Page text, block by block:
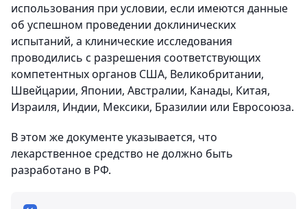
использования при условии, если имеются данные
об успешном проведении доклинических
испытаний, а клинические исследования
проводились с разрешения соответствующих
компетентных органов США, Великобритании,
Швейцарии, Японии, Австралии, Канады, Китая,
Израиля, Индии, Мексики, Бразилии или Евросоюза.
В этом же документе указывается, что
лекарственное средство не должно быть
разработано в РФ.